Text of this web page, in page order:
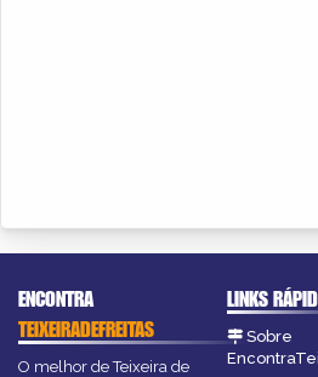
ENCONTRA
TEIXEIRADEFREITAS
O melhor de Teixeira de
LINKS
Sobre